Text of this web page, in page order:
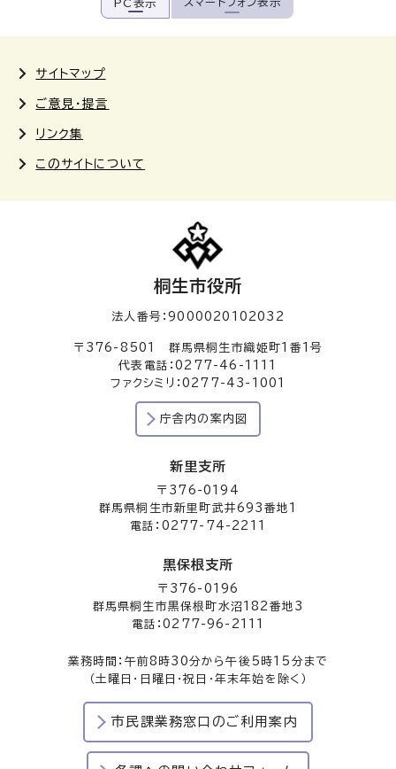
PC表示
サイトマップ
ご意見・提言
リンク集
このサイトについて
桐生市役所
法人番号：9000020102032
〒376-8501 群馬県桐生市織姫町1番1号
代表電話：0277-46-1111
ファクシミリ：0277-43-1001
庁舎内の案内図
新里支所
〒376-0194
群馬県桐生市新里町武井693番地1
電話：0277-74-2211
黒保根支所
〒376-0196
群馬県桐生市黒保根町水沼182番地3
電話：0277-96-2111
業務時間：午前8時30分から午後5時15分まで
（土曜日・日曜日・祝日・年末年始を除く）
市民課業務窓口のご利用案内